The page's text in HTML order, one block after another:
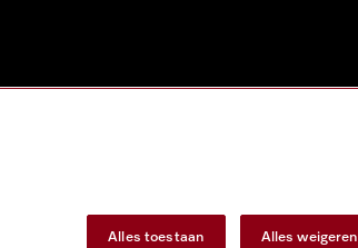
Alles toestaan Alles weigeren